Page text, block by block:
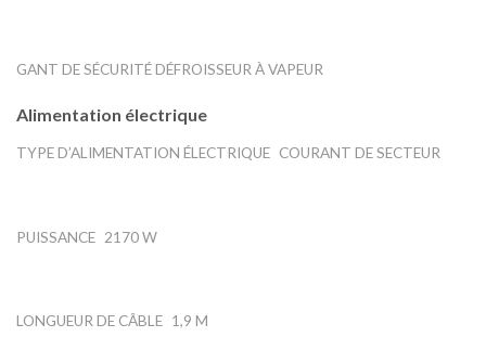
GANT DE SÉCURITÉ DÉFROISSEUR À VAPEUR
Alimentation électrique
TYPE D’ALIMENTATION ÉLECTRIQUE COURANT DE SECTEUR
PUISSANCE 2170 W
LONGUEUR DE CÂBLE 1,9 M